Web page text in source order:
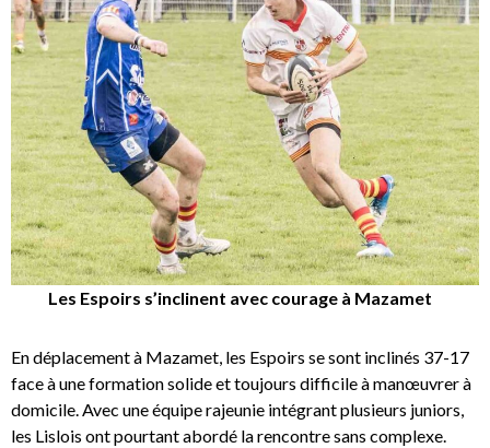
Les Espoirs s’inclinent avec courage à Mazamet
En déplacement à Mazamet, les Espoirs se sont inclinés 37-17
face à une formation solide et toujours difficile à manœuvrer à
domicile. Avec une équipe rajeunie intégrant plusieurs juniors,
les Lislois ont pourtant abordé la rencontre sans complexe.